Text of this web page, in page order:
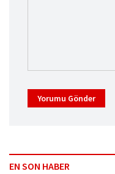
Yorumu Gönder
EN SON HABER